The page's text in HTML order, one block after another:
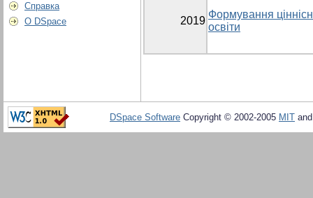
Справка
О DSpace
2019
Формування
освіти
DSpace Software Copyright © 2002-2005 MIT